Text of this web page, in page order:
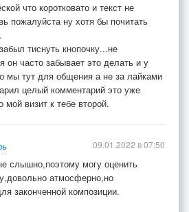
что коротковато и текст не
пожалуйста ну хотя бы почитать
тиснуть кнопочку...не
он часто забывает это делать и у
мы тут для общения а не за лайками
целый комментарий это уже
мой визит к тебе второй.
слышно,поэтому могу оценить
атмосферно,но
законченной композиции.
09.01.2022 в 07:50